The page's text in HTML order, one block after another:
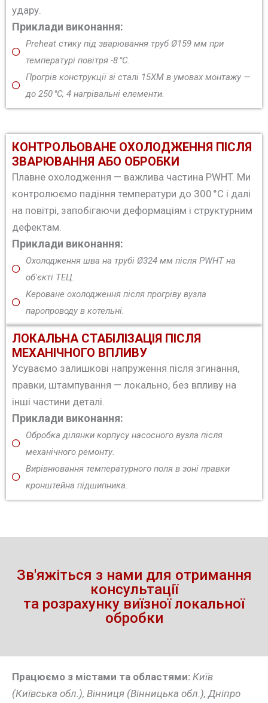
удару.
Приклади виконання:
Preheat стику під зварювання труб Ø159 мм при
температурі повітря -8 °C.
Прогрів конструкції зі сталі 15ХМ в умовах монтажу —
до 250 °C, 4 нагрівальні елементи.
КОНТРОЛЬОВАНЕ ОХОЛОДЖЕННЯ ПІСЛЯ
ЗВАРЮВАННЯ АБО ОБРОБКИ
Плавне охолодження — важлива частина PWHT. Ми
контролюємо падіння температури до 300 °C і далі
на повітрі, запобігаючи деформаціям і структурним
дефектам.
Приклади виконання:
Охолодження шва на трубі Ø324 мм після PWHT на
об'єкті ТЕЦ.
Кероване охолодження після прогріву вузла
паропроводу в котельні.
ЛОКАЛЬНА СТАБІЛІЗАЦІЯ ПІСЛЯ
МЕХАНІЧНОГО ВПЛИВУ
Усуваємо залишкові напруження після згинання,
правки, штампування — локально, без впливу на
інші частини деталі.
Приклади виконання:
Обробка ділянки корпусу насосного вузла після
механічного ремонту.
Вирівнювання температурного поля в зоні правки
кронштейна підшипника.
Зв'яжіться з нами для отримання
консультації
та розрахунку виїзної локальної
обробки
Працюємо з містами та областями: Київ
(Київська обл.), Вінниця (Вінницька обл.), Дніпро